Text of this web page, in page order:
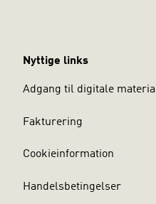
opgaver og videoer.
Nyttige links
Adgang til digitale
Fakturering
Cookieinformation
Handelsbetingelser